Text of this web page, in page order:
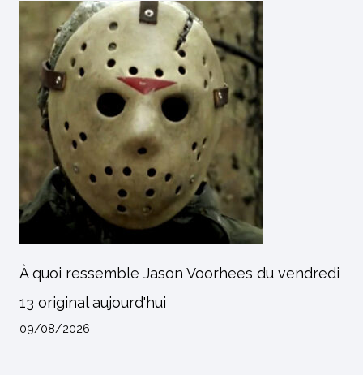
À quoi ressemble Jason Voorhees du vendredi
13 original aujourd'hui
09/08/2026